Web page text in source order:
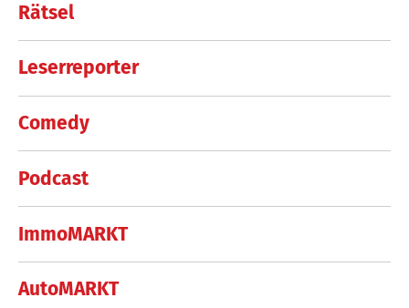
Rätsel
Leserreporter
Comedy
Podcast
ImmoMARKT
AutoMARKT